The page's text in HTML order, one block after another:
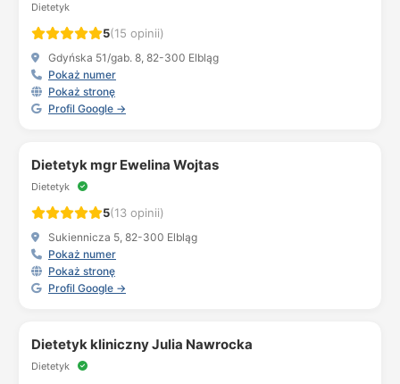
Dietetyk
5(15 opinii)
Gdyńska 51/gab. 8, 82-300 Elbląg
Pokaż numer
Pokaż stronę
Profil Google →
Dietetyk mgr Ewelina Wojtas
Dietetyk
5(13 opinii)
Sukiennicza 5, 82-300 Elbląg
Pokaż numer
Pokaż stronę
Profil Google →
Dietetyk kliniczny Julia Nawrocka
Dietetyk